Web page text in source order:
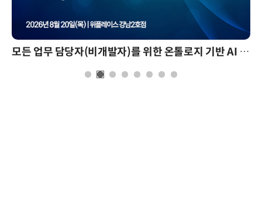
모든 업무 담당자(비개발자)를 위한 온톨로지 기반 AI 지식체계 설계 1-day 워크숍